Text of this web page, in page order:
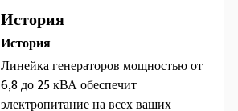
История
История
Линейка генераторов мощностью от
6,8 до 25 кВА обеспечит
электропитание на всех ваших